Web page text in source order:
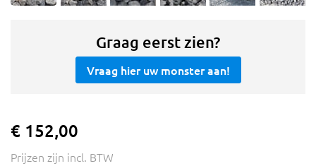
Graag eerst zien?
Vraag hier uw monster aan!
€ 152,00
Prijzen zijn incl. BTW